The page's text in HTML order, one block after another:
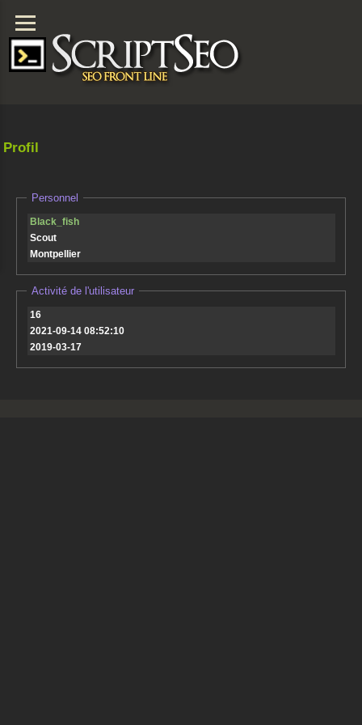
Profil
Personnel
Black_fish
Scout
Montpellier
Activité de l'utilisateur
16
2021-09-14 08:52:10
2019-03-17